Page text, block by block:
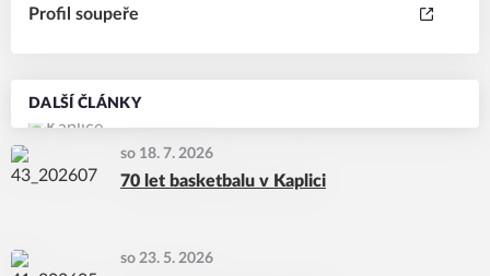
Profil soupeře
DALŠÍ ČLÁNKY
so 18. 7. 2026
70 let basketbalu v Kaplici
so 23. 5. 2026